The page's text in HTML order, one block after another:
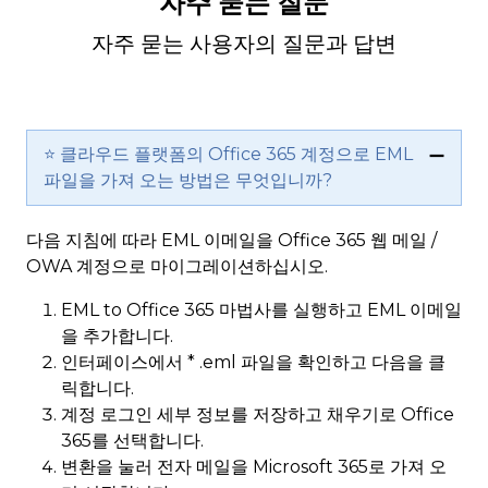
자주 묻는 사용자의 질문과 답변
⭐ 클라우드 플랫폼의 Office 365 계정으로 EML
파일을 가져 오는 방법은 무엇입니까?
다음 지침에 따라 EML 이메일을 Office 365 웹 메일 /
OWA 계정으로 마이그레이션하십시오.
EML to Office 365 마법사를 실행하고 EML 이메일
을 추가합니다.
인터페이스에서 * .eml 파일을 확인하고 다음을 클
릭합니다.
계정 로그인 세부 정보를 저장하고 채우기로 Office
365를 선택합니다.
변환을 눌러 전자 메일을 Microsoft 365로 가져 오